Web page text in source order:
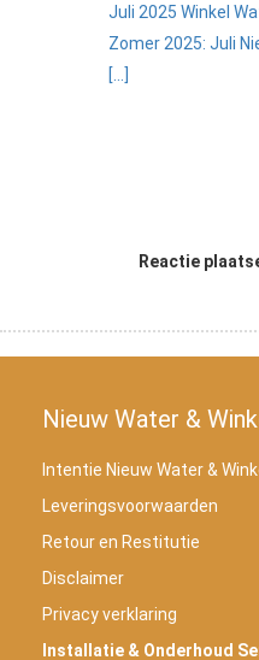
Juli 2025 Winkel
Zomer 2025: Juli
[...]
Reactie
Nieuw Water &
Intentie Nieuw Water &
Leveringsvoorwaarden
Retour en Restitutie
Disclaimer
Privacy verklaring
Installatie & Onderhoud